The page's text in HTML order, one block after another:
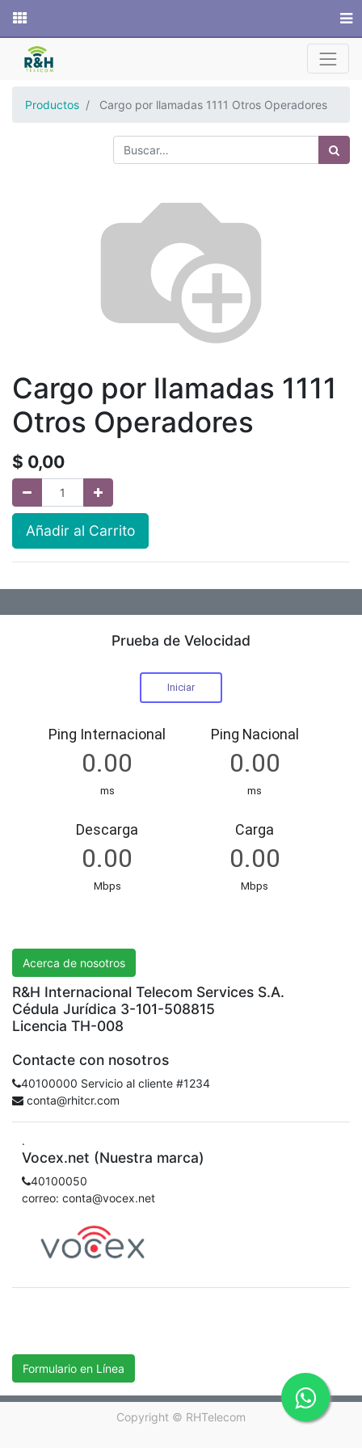
Productos Cargo por llamadas 1111 Otros Operadores
Cargo por llamadas 1111
Otros Operadores
$ 0,00
Añadir al Carrito
Prueba de Velocidad
Acerca de nosotros
R&H Internacional Telecom Services S.A.
Cédula Jurídica 3-101-508815
Licencia TH-008
Contacte con nosotros
40100000 Servicio al cliente #1234
conta@rhitcr.com
.
Vocex.net (Nuestra marca)
40100050
correo: conta@vocex.net
Formulario en Línea
Copyright © RHTelecom